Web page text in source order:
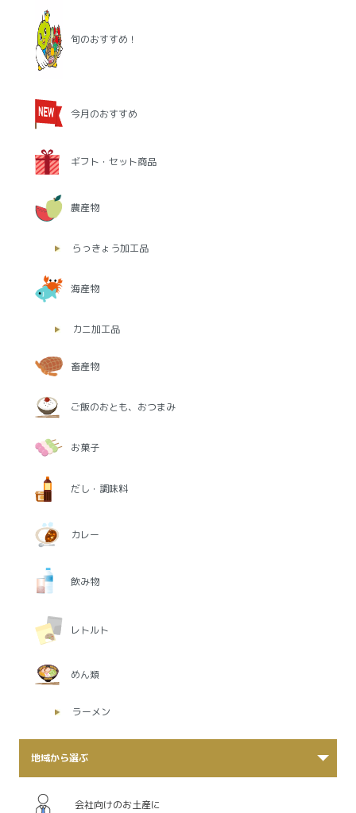
旬のおすすめ！
今月のおすすめ
ギフト・セット商品
農産物
らっきょう加工品
海産物
カニ加工品
畜産物
ご飯のおとも、おつまみ
お菓子
だし・調味料
カレー
飲み物
レトルト
めん類
ラーメン
地域から選ぶ
会社向けのお土産に